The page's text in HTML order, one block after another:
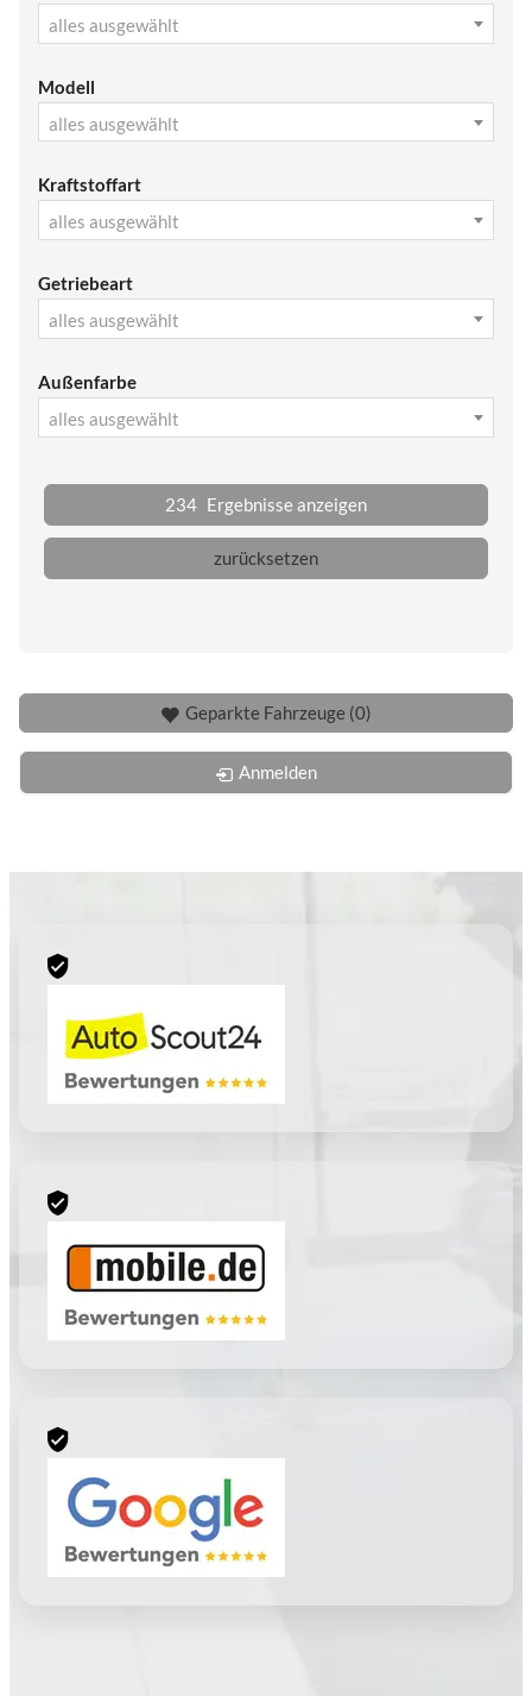
alles ausgewählt
Modell
alles ausgewählt
Kraftstoffart
alles ausgewählt
Getriebeart
alles ausgewählt
Außenfarbe
alles ausgewählt
234 Ergebnisse anzeigen
zurücksetzen
Geparkte Fahrzeuge (0)
Anmelden